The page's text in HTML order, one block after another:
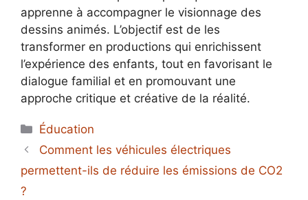
apprenne à accompagner le visionnage des
dessins animés. L’objectif est de les
transformer en productions qui enrichissent
l’expérience des enfants, tout en favorisant le
dialogue familial et en promouvant une
approche critique et créative de la réalité.
Catégories
Éducation
Comment les véhicules électriques
permettent-ils de réduire les émissions de CO2
?